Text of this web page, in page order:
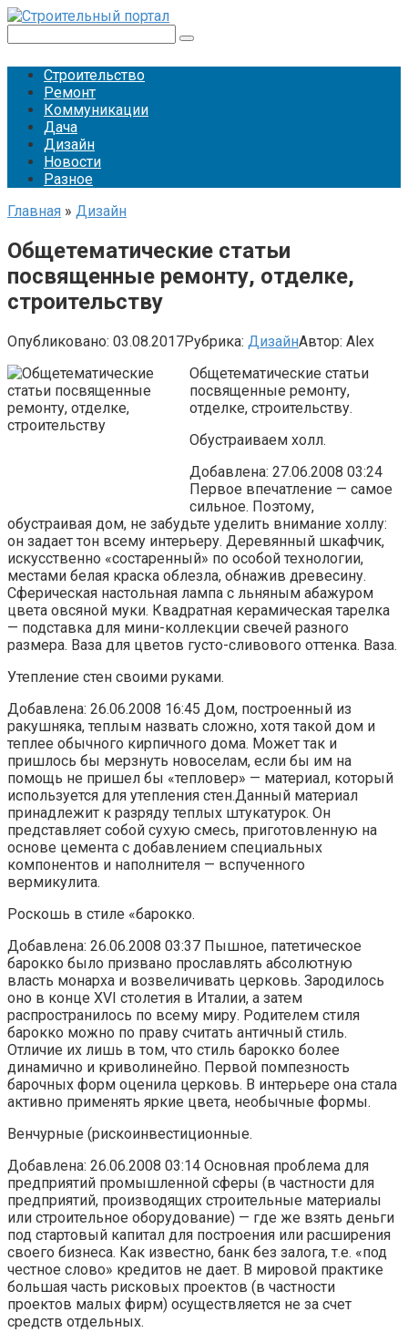
Перейти
контенту
Строительство
Ремонт
Коммуникации
Дача
Дизайн
Новости
Разное
Главная » Дизайн
Общетематические статьи
посвященные ремонту, отделке,
строительству
Опубликовано: 03.08.2017Рубрика: ДизайнАвтор: Alex
Общетематические статьи
посвященные ремонту,
отделке, строительству.
Обустраиваем холл.
Добавлена: 27.06.2008 03:24
Первое впечатление — самое
сильное. Поэтому,
обустраивая дом, не забудьте уделить внимание холлу:
он задает тон всему интерьеру. Деревянный шкафчик,
искусственно «состаренный» по особой технологии,
местами белая краска облезла, обнажив древесину.
Сферическая настольная лампа с льняным абажуром
цвета овсяной муки. Квадратная керамическая тарелка
— подставка для мини-коллекции свечей разного
размера. Ваза для цветов густо-сливового оттенка. Ваза.
Утепление стен своими руками.
Добавлена: 26.06.2008 16:45 Дом, построенный из
ракушняка, теплым назвать сложно, хотя такой дом и
теплее обычного кирпичного дома. Может так и
пришлось бы мерзнуть новоселам, если бы им на
помощь не пришел бы «тепловер» — материал, который
используется для утепления стен.Данный материал
принадлежит к разряду теплых штукатурок. Он
представляет собой сухую смесь, приготовленную на
основе цемента с добавлением специальных
компонентов и наполнителя — вспученного
вермикулита.
Роскошь в стиле «барокко.
Добавлена: 26.06.2008 03:37 Пышное, патетическое
барокко было призвано прославлять абсолютную
власть монарха и возвеличивать церковь. Зародилось
оно в конце XVI столетия в Италии, а затем
распространилось по всему миру. Родителем стиля
барокко можно по праву считать античный стиль.
Отличие их лишь в том, что стиль барокко более
динамично и криволинейно. Первой помпезность
барочных форм оценила церковь. В интерьере она стала
активно применять яркие цвета, необычные формы.
Венчурные (рискоинвестиционные.
Добавлена: 26.06.2008 03:14 Основная проблема для
предприятий промышленной сферы (в частности для
предприятий, производящих строительные материалы
или строительное оборудование) — где же взять деньги
под стартовый капитал для построения или расширения
своего бизнеса. Как известно, банк без залога, т.е. «под
честное слово» кредитов не дает. В мировой практике
большая часть рисковых проектов (в частности
проектов малых фирм) осуществляется не за счет
средств отдельных.